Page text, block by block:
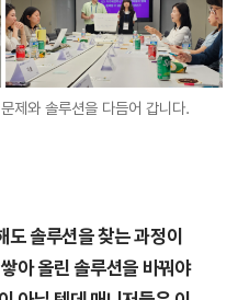
제와 솔루션을 다듬어 갑니다.
솔루션을 찾는 과정이
아 올린 솔루션을 바꿔야